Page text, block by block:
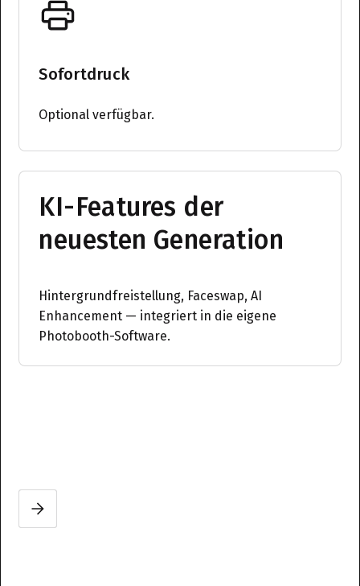
Sofortdruck
Optional verfügbar.
KI-Features der
neuesten Generation
Hintergrundfreistellung, Faceswap, AI
Enhancement — integriert in die eigene
Photobooth-Software.
Slide 2 of 3.